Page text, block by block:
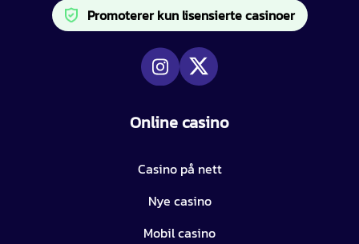
Promoterer kun lisensierte casinoer
Online casino
Casino på nett
Nye casino
Mobil casino